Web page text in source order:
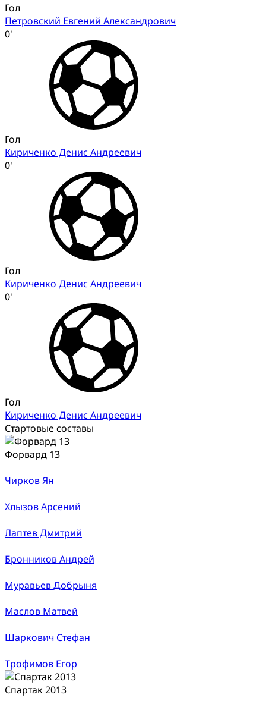
Гол
Петровский Евгений Александрович
0'
Гол
Кириченко Денис Андреевич
0'
Гол
Кириченко Денис Андреевич
0'
Гол
Кириченко Денис Андреевич
Стартовые составы
Форвард 13
Чирков Ян
Хлызов Арсений
Лаптев Дмитрий
Бронников Андрей
Муравьев Добрыня
Маслов Матвей
Шаркович Стефан
Трофимов Егор
Спартак 2013